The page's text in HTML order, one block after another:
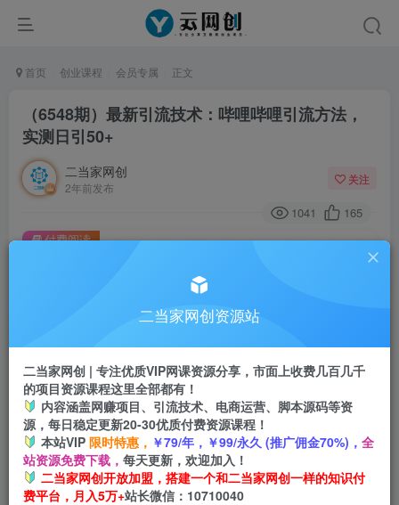
首页 创业课程 会员专属 正文
（6548期）最新引流技术：哔哩哔哩引流方法，
实测日引50+
二当家网创
2年前发布
关注
1041 165
此内容为付费阅读，请付费后查看
会员专属资源
会员免费
开通会员
付费阅读
二当家网创资源站
二当家网创 | 专注优质VIP网课资源分享，市面上收费几百几千
的项目资源课程这里全部都有！
内容涵盖网赚项目、引流技术、电商运营、脚本源码等资
源，每日稳定更新20-30优质付费资源课程！
本站VIP 限时特惠， ￥79/年，￥99/永久 (推广佣金70%)， 全
站资源免费下载， 每天更新，欢迎加入！
二当家网创开放加盟，搭建一个和二当家网创一样的知识付
费平台，月入5万+站长微信：10710040